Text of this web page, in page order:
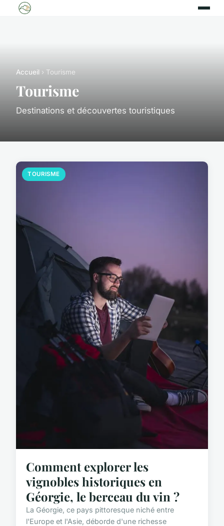
Accueil › Tourisme
Tourisme
Destinations et découvertes touristiques
TOURISME
Comment explorer les
vignobles historiques en
Géorgie, le berceau du vin ?
La Géorgie, ce pays pittoresque niché entre
l'Europe et l'Asie, déborde d'une richesse